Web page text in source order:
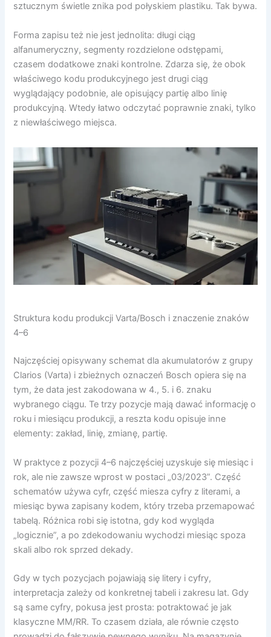
sztucznym świetle znika pod połyskiem plastiku. Tak bywa.
Forma zapisu też nie jest jednolita: długi ciąg
alfanumeryczny, segmenty rozdzielone odstępami,
czasem dodatkowe znaki kontrolne. Zdarza się, że obok
właściwego kodu produkcyjnego jest drugi ciąg
wyglądający podobnie, ale opisujący partię albo linię
produkcyjną. Wtedy łatwo odczytać poprawnie znaki, tylko
z niewłaściwego miejsca.
Struktura kodu produkcji Varta/Bosch i znaczenie znaków
4–6
Najczęściej opisywany schemat dla akumulatorów z grupy
Clarios (Varta) i zbieżnych oznaczeń Bosch opiera się na
tym, że data jest zakodowana w 4., 5. i 6. znaku
wybranego ciągu. Te trzy pozycje mają dawać informację o
roku i miesiącu produkcji, a reszta kodu opisuje inne
elementy: zakład, linię, zmianę, partię.
W praktyce z pozycji 4–6 najczęściej uzyskuje się miesiąc i
rok, ale nie zawsze wprost w postaci „03/2023”. Część
schematów używa cyfr, część miesza cyfry z literami, a
miesiąc bywa zapisany kodem, który trzeba przemapować
tabelą. Różnica robi się istotna, gdy kod wygląda
„logicznie”, a po zdekodowaniu wychodzi miesiąc spoza
skali albo rok sprzed dekady.
Gdy w tych pozycjach pojawiają się litery i cyfry,
interpretacja zależy od konkretnej tabeli i zakresu lat. Gdy
są same cyfry, pokusa jest prosta: potraktować je jak
klasyczne MM/RR. To czasem działa, ale równie często